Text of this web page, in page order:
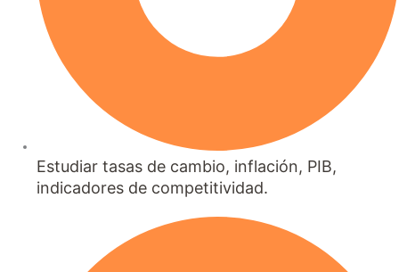
Estudiar tasas de cambio, inflación, PIB,
indicadores de competitividad.